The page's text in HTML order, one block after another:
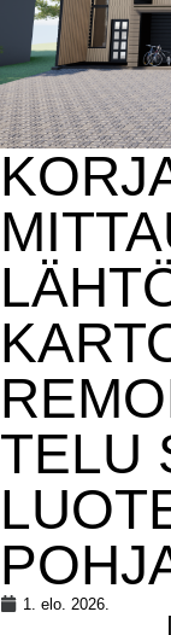
TELU
1. elo. 2026.